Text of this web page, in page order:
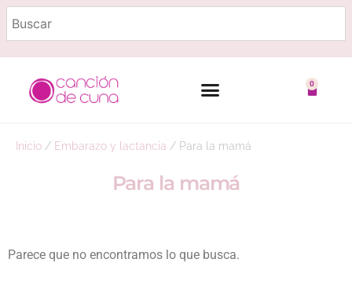
0
Inicio / Embarazo y lactancia / Para la mamá
Para la mamá
Parece que no encontramos lo que busca.